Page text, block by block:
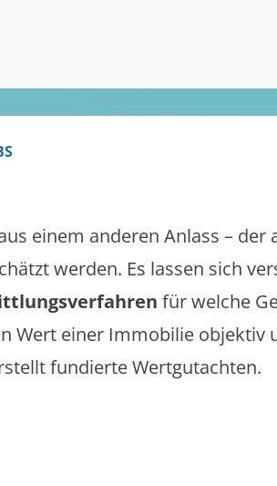
einem anderen Anlass – der
werden. Es lassen sich
für welche
Wert einer Immobilie objektiv
fundierte Wertgutachten.